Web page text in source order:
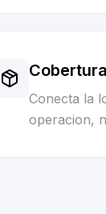
Conecta la
operacion,